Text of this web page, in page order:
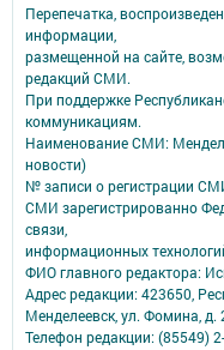
Перепечатка,
информации,
размещенной на сайте,
редакций СМИ.
При поддержке
коммуникациям.
Наименование СМИ:
новости)
№ записи о регистрации
СМИ зарегистрированно
связи,
информационных
ФИО главного редактора:
Адрес редакции: 423650,
Менделеевск, ул. Фомина, д.
Телефон редакции: (85549)